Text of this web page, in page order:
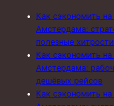
Как сэкономить
Амстердама:
полезные хитрости
Как сэкономить
Амстердама:
дешёвых рейсов
Как сэкономить